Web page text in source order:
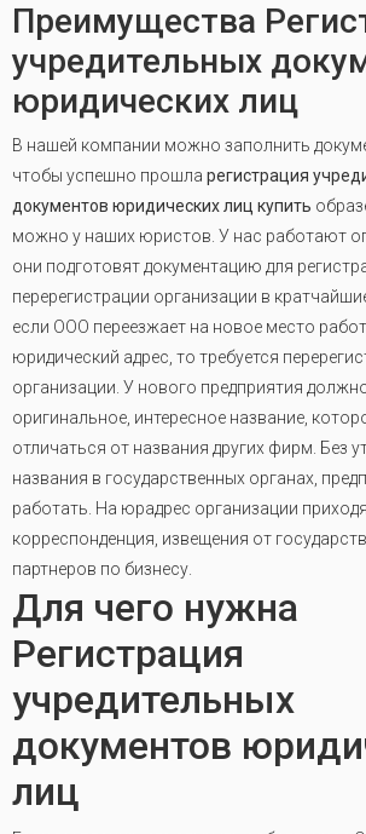
Преимущества
учредительных
юридических лиц
В нашей компании можно заполнить
чтобы успешно прошла регистрация
документов юридических лиц купить
можно у наших юристов. У нас работают
они подготовят документацию для
перерегистрации организации в
если ООО переезжает на новое место
юридический адрес, то требуется
организации. У нового предприятия
оригинальное, интересное название,
отличаться от названия других фирм. Без
названия в государственных органах,
работать. На юрадрес организации
корреспонденция, извещения от
партнеров по бизнесу.
Для чего нужна
Регистрация
учредительных
документов
лиц